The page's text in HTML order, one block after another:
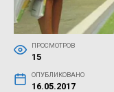
ПРОСМОТРОВ
15
ОПУБЛИКОВАНО
16.05.2017